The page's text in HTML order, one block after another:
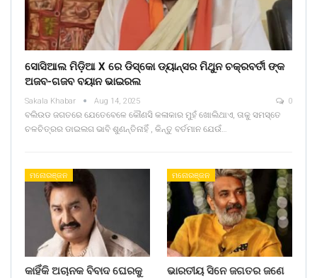
ସୋସିଆଲ ମିଡ଼ିଆ X ରେ ଡିସ୍କୋ ଡ୍ୟାନ୍ସର ମିଥୁନ ଚକ୍ରବର୍ତୀ ଙ୍କ
ଅଜବ-ଗଜବ ବୟାନ ଭାଇରଲ
Sakala Khabar Aug 14, 2025 0
ବଲିଉଡ ଜଗତରେ ଯେତେବେଳେ କୌଣସି କଳାକାର ମୁହଁ ଖୋଲିଥାଏ, ତାକୁ ସମସ୍ତେ
ଚଳଚିତ୍ରର ଡାଇଲଗ ଭାବି ଶୁଣନ୍ତିନାହିଁ , କିନ୍ତୁ ବର୍ତମାନ ଯେଉଁ…
ମନୋରଞ୍ଜନ
କାହିଁକି ଅଚାନକ ବିବାଦ ଘେରକୁ
ମନୋରଞ୍ଜନ
ଭାରତୀୟ ସିନେ ଜଗତର ଜଣେ